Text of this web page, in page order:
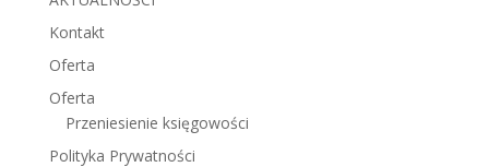
Kontakt
Oferta
Oferta
Przeniesienie księgowości
Polityka Prywatności